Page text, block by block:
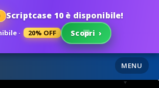
Scriptcase 10 è disponibile!
· 20% OFF Scopri ›
MENU